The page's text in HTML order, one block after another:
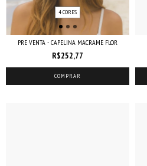
4 CORES
PRE VENTA - CAPELINA MACRAME FLOR
R$252,77
COMPRAR